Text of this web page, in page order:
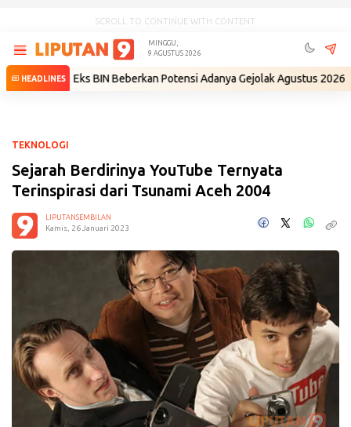
SCROLL TO CONTINUE WITH CONTENT
MINGGU,
9 AGUSTUS 2026
HEADLINES
• Eks BIN Beberkan Potensi Adanya Gejolak Agustus 2026: Masuk
TEKNOLOGI
Sejarah Berdirinya YouTube Ternyata
Terinspirasi dari Tsunami Aceh 2004
LIPUTANSEMBILAN
Kamis, 26 Januari 2023